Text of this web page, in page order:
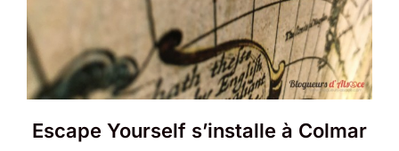
Escape Yourself s’installe à Colmar